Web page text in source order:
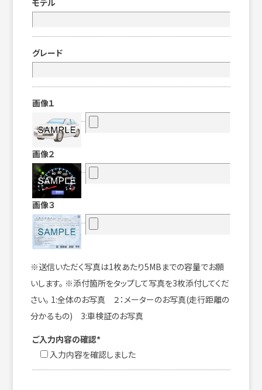
モデル
グレード
画像１
画像２
画像３
※送信いただく写真は1枚あたり5MBまでの容量でお願
いします。 ※添付箇所をタップして写真を3枚添付してくだ
さい。 1:全体のお写真 ２：メーターのお写真(走行距離の
分かるもの) 3:車検証のお写真
ご入力内容の確認*
入力内容を確認しました